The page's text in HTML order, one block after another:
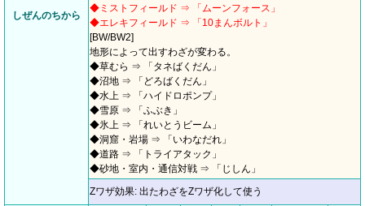
しぜんのちから
◆ミストフィールド ⇒ 「ムーンフォース」
◆エレキフィールド ⇒ 「10まんボルト」
[BW/BW2]
地形によって出すわざが変わる。
◆草むら ⇒ 「タネばくだん」
◆沼地 ⇒ 「どろばくだん」
◆水上 ⇒ 「ハイドロポンプ」
◆雪原 ⇒ 「ふぶき」
◆氷上 ⇒ 「れいとうビーム」
◆洞窟・岩場 ⇒ 「いわなだれ」
◆道路 ⇒ 「トライアタック」
◆砂地・室内・通信対戦 ⇒ 「じしん」
Zワザ効果: 出たわざをZワザ化して使う